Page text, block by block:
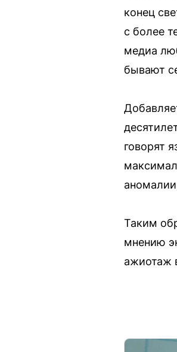
конец
с более
медиа
бывают
говорят
Таким
мнению
ажиотаж